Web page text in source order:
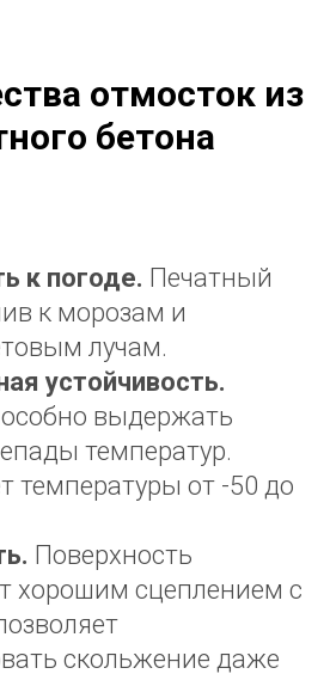
отмосток из
бетона
к погоде. Печатный
к морозам и
лучам.
устойчивость.
выдержать
температур.
температуры от -50 до
Поверхность
хорошим сцеплением с
скольжение даже